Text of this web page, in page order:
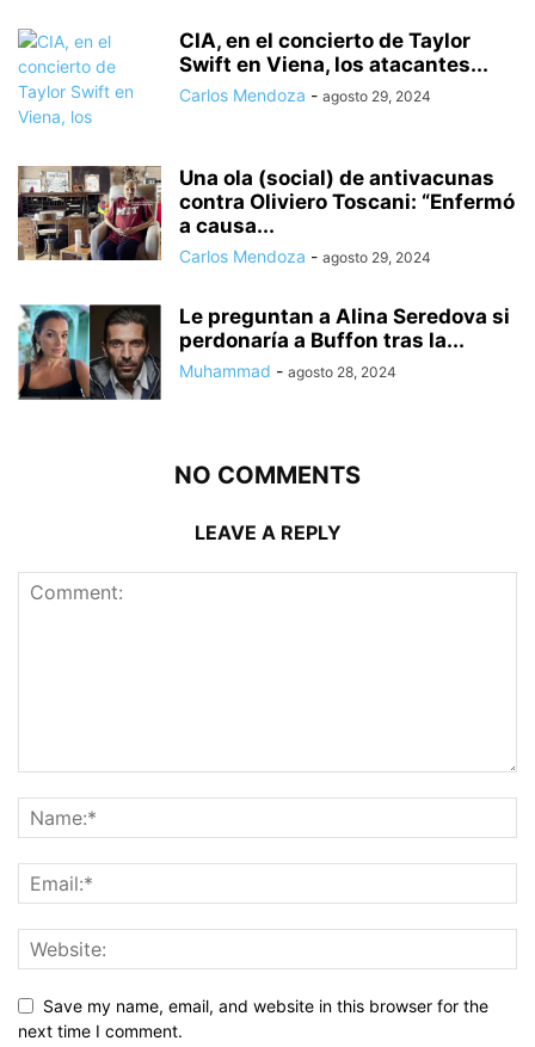
CIA, en el concierto de Taylor
Swift en Viena, los atacantes...
Carlos Mendoza - agosto 29, 2024
Una ola (social) de antivacunas
contra Oliviero Toscani: “Enfermó
a causa...
Carlos Mendoza - agosto 29, 2024
Le preguntan a Alina Seredova si
perdonaría a Buffon tras la...
Muhammad - agosto 28, 2024
NO COMMENTS
LEAVE A REPLY
Save my name, email, and website in this browser for the
next time I comment.